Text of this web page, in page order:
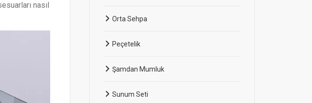
nasıl
Orta Sehpa
Peçetelik
Şamdan Mumluk
Sunum Seti